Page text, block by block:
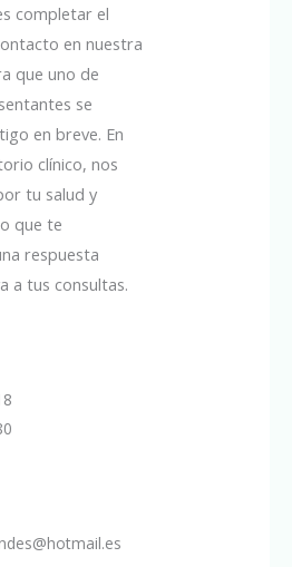
completar el
en nuestra
que uno de
se
en breve. En
clínico, nos
tu salud y
que te
respuesta
a tus consultas.